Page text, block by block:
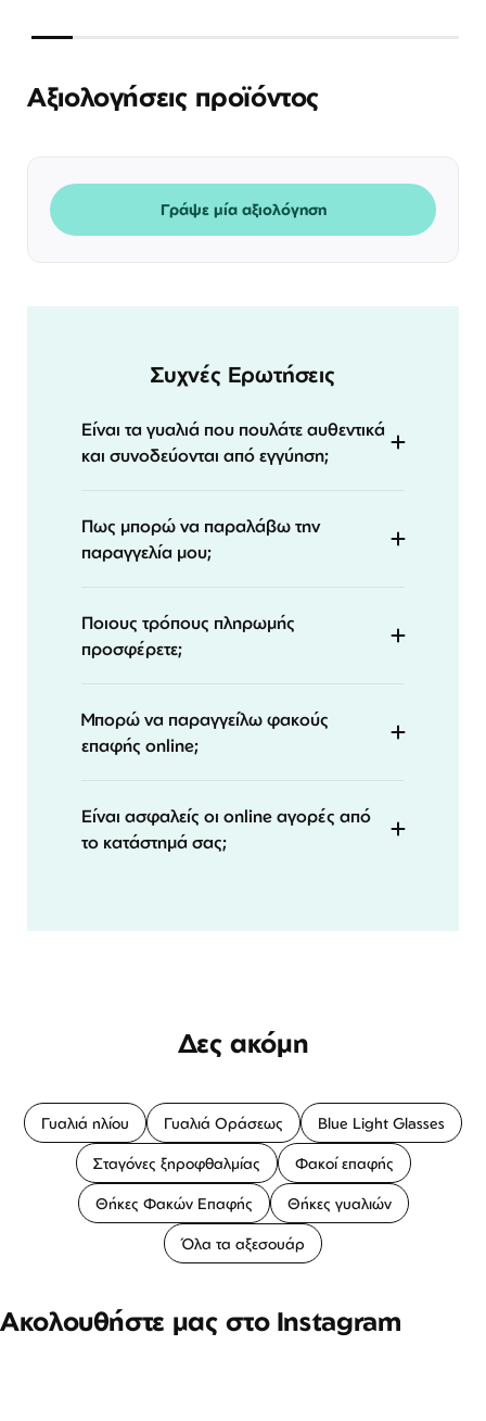
Αξιολογήσεις προϊόντος
Γράψε μία αξιολόγηση
Συχνές Ερωτήσεις
Είναι τα γυαλιά που πουλάτε αυθεντικά
και συνοδεύονται από εγγύηση;
Πως μπορώ να παραλάβω την
παραγγελία μου;
Ποιους τρόπους πληρωμής
προσφέρετε;
Μπορώ να παραγγείλω φακούς
επαφής online;
Είναι ασφαλείς οι online αγορές από
το κατάστημά σας;
Δες ακόμη
Γυαλιά ηλίου Γυαλιά Οράσεως Blue Light Glasses
Σταγόνες ξηροφθαλμίας Φακοί επαφής
Θήκες Φακών Επαφής Θήκες γυαλιών
Όλα τα αξεσουάρ
Ακολουθήστε μας στο Instagram